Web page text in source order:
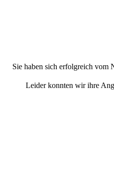
Sie haben sich erfolgreich vom
Leider konnten wir ihre